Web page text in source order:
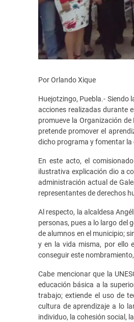
Por Orlando Xique
Huejotzingo, Puebla.- Siendo
acciones realizadas durante
promueve la Organización
pretende promover el
dicho programa y fomentar
En este acto, el
ilustrativa explicación dio a
administración actual de
representantes de derechos
Al respecto, la alcaldesa
personas, pues a lo largo del
de alumnos en el municipio;
y en la vida misma, por ello
conseguir este
Cabe mencionar que la
educación básica a la
trabajo; extiende el uso de
cultura de aprendizaje a lo
individuo, la cohesión social,